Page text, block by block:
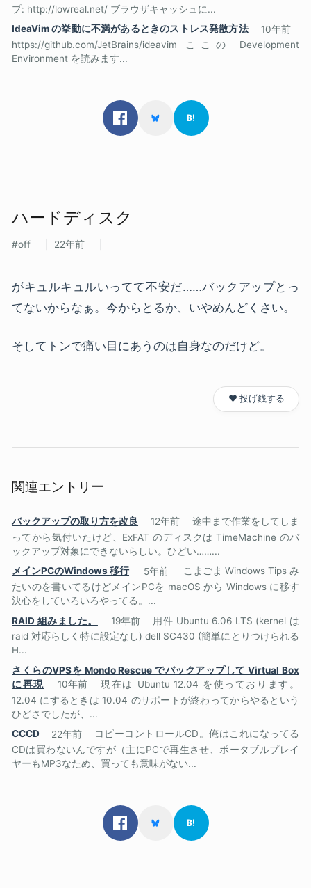
プ: http://lowreal.net/ ブラウザキャッシュに...
IdeaVim の挙動に不満があるときのストレス発散方法
10年前
https://github.com/JetBrains/ideavim ここの Development
Environment を読みます...
ハードディスク
off 22年前
がキュルキュルいってて不安だ……バックアップとっ
てないからなぁ。今からとるか、いやめんどくさい。
そしてトンで痛い目にあうのは自身なのだけど。
❤️ 投げ銭する
関連エントリー
バックアップの取り方を改良 12年前
途中まで作業をしてしま
ってから気付いたけど、ExFAT のディスクは TimeMachine のバ
ックアップ対象にできないらしい。ひどい……...
メインPCのWindows 移行
5年前
こまごま Windows Tips み
たいのを書いてるけどメインPCを macOS から Windows に移す
決心をしていろいろやってる。...
RAID 組みました。
19年前
用件 Ubuntu 6.06 LTS (kernel は
raid 対応らしく特に設定なし) dell SC430 (簡単にとりつけられる
H...
さくらのVPSを Mondo Rescue でバックアップして Virtual Box
に再現
10年前
現在は Ubuntu 12.04 を使っております。
12.04 にするときは 10.04 のサポートが終わってからやるという
ひどさでしたが、...
CCCD
22年前
コピーコントロールCD。俺はこれになってる
CDは買わないんですが（主にPCで再生させ、ポータブルプレイ
ヤーもMP3なため、買っても意味がない...